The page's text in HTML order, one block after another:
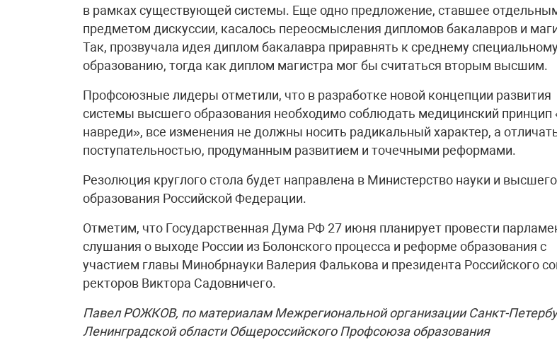
в рамках существующей системы. Еще одно предложение, ставшее
предметом дискуссии, касалось переосмысления дипломов бакалавров и
Так, прозвучала идея диплом бакалавра приравнять к среднему
образованию, тогда как диплом магистра мог бы считаться вторым высшим.
Профсоюзные лидеры отметили, что в разработке новой концепции развития
системы высшего образования необходимо соблюдать медицинский принцип
навреди», все изменения не должны носить радикальный характер, а
поступательностью, продуманным развитием и точечными реформами.
Резолюция круглого стола будет направлена в Министерство науки и высшего
образования Российской Федерации.
Отметим, что Государственная Дума РФ 27 июня планирует провести
слушания о выходе России из Болонского процесса и реформе образования с
участием главы Минобрнауки Валерия Фалькова и президента Российского
ректоров Виктора Садовничего.
Павел РОЖКОВ, по материалам Межрегиональной организации Санкт-
Ленинградской области Общероссийского Профсоюза образования